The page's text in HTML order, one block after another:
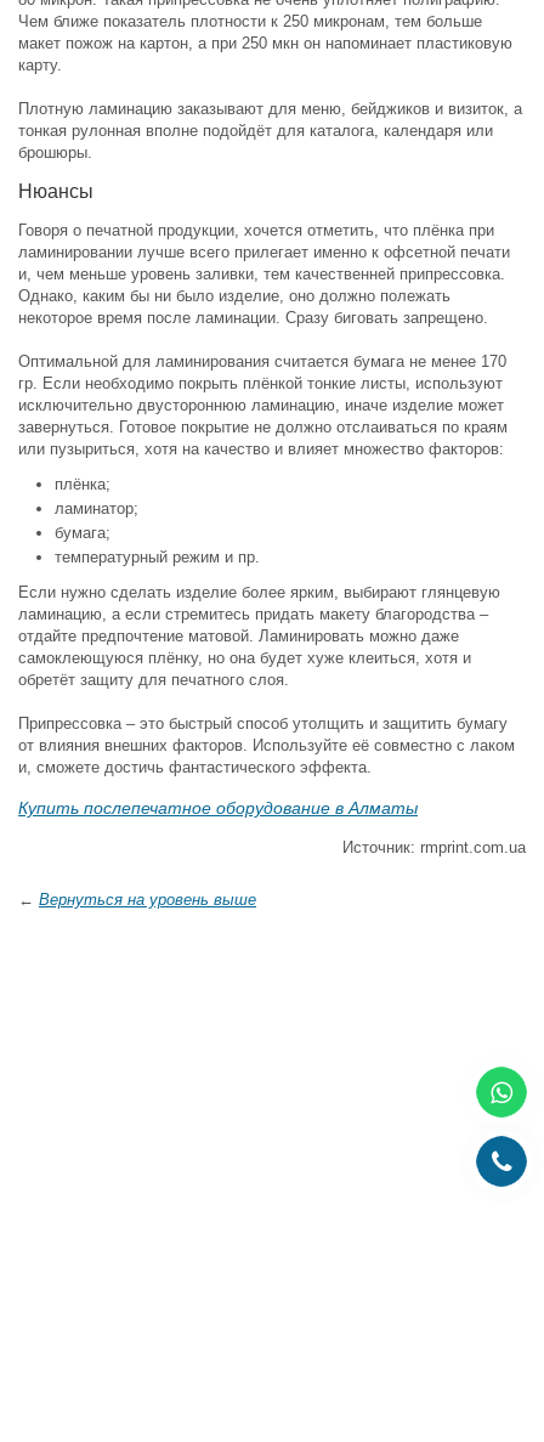
Чем ближе показатель плотности к 250 микронам, тем больше
макет пожож на картон, а при 250 мкн он напоминает пластиковую
карту.
Плотную ламинацию заказывают для меню, бейджиков и визиток, а
тонкая рулонная вполне подойдёт для каталога, календаря или
брошюры.
Нюансы
Говоря о печатной продукции, хочется отметить, что плёнка при
ламинировании лучше всего прилегает именно к офсетной печати
и, чем меньше уровень заливки, тем качественней припрессовка.
Однако, каким бы ни было изделие, оно должно полежать
некоторое время после ламинации. Сразу биговать запрещено.
Оптимальной для ламинирования считается бумага не менее 170
гр. Если необходимо покрыть плёнкой тонкие листы, используют
исключительно двустороннюю ламинацию, иначе изделие может
завернуться. Готовое покрытие не должно отслаиваться по краям
или пузыриться, хотя на качество и влияет множество факторов:
плёнка;
ламинатор;
бумага;
температурный режим и пр.
Если нужно сделать изделие более ярким, выбирают глянцевую
ламинацию, а если стремитесь придать макету благородства –
отдайте предпочтение матовой. Ламинировать можно даже
самоклеющуюся плёнку, но она будет хуже клеиться, хотя и
обретёт защиту для печатного слоя.
Припрессовка – это быстрый способ утолщить и защитить бумагу
от влияния внешних факторов. Используйте её совместно с лаком
и, сможете достичь фантастического эффекта.
Купить послепечатное оборудование в Алматы
Источник: rmprint.com.ua
← Вернуться на уровень выше